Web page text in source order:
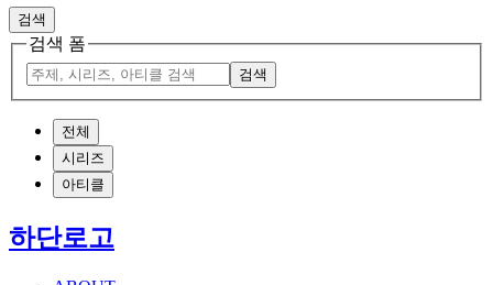
검색
검색 폼
검색
전체
시리즈
아티클
하단로고